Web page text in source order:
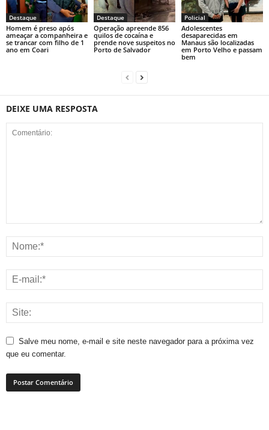
Destaque
Homem é preso após
ameaçar a companheira e
se trancar com filho de 1
ano em Coari
Destaque
Operação apreende 856
quilos de cocaína e
prende nove suspeitos no
Porto de Salvador
Policial
Adolescentes
desaparecidas em
Manaus são localizadas
em Porto Velho e passam
bem
DEIXE UMA RESPOSTA
Salve meu nome, e-mail e site neste navegador para a próxima vez
que eu comentar.